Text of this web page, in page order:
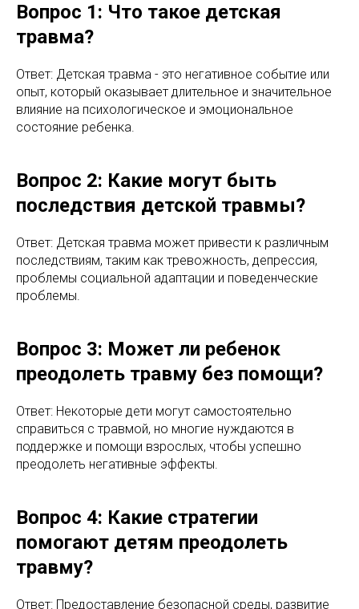
Вопрос 1: Что такое детская
травма?
Ответ: Детская травма - это негативное событие или
опыт, который оказывает длительное и значительное
влияние на психологическое и эмоциональное
состояние ребенка.
Вопрос 2: Какие могут быть
последствия детской травмы?
Ответ: Детская травма может привести к различным
последствиям, таким как тревожность, депрессия,
проблемы социальной адаптации и поведенческие
проблемы.
Вопрос 3: Может ли ребенок
преодолеть травму без помощи?
Ответ: Некоторые дети могут самостоятельно
справиться с травмой, но многие нуждаются в
поддержке и помощи взрослых, чтобы успешно
преодолеть негативные эффекты.
Вопрос 4: Какие стратегии
помогают детям преодолеть
травму?
Ответ: Предоставление безопасной среды, развитие